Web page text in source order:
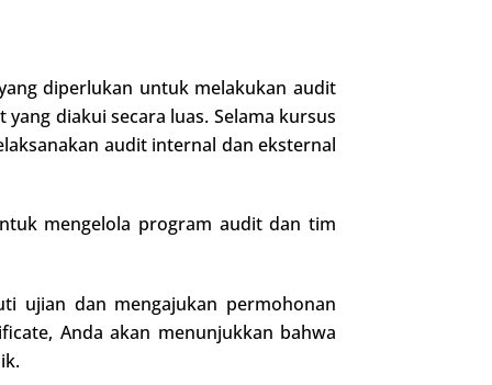
diperlukan untuk melakukan audit
diakui secara luas. Selama kursus
audit internal dan eksternal
mengelola program audit dan tim
ujian dan mengajukan permohonan
Anda akan menunjukkan bahwa